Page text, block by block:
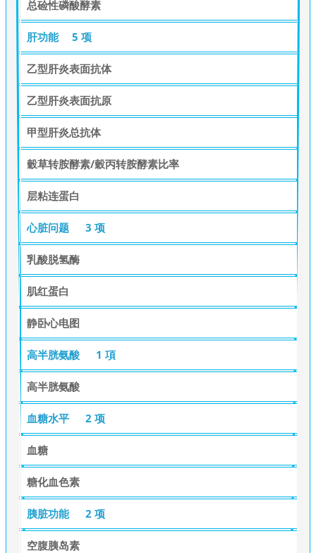
总硷性磷酸酵素
肝功能 5 项
乙型肝炎表面抗体
乙型肝炎表面抗原
甲型肝炎总抗体
穀草转胺酵素/穀丙转胺酵素比率
层粘连蛋白
心脏问题 3 项
乳酸脱氢酶
肌红蛋白
静卧心电图
高半胱氨酸 1 項
高半胱氨酸
血糖水平 2 项
血糖
糖化血色素
胰脏功能 2 项
空腹胰岛素